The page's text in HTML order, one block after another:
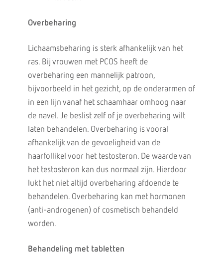
Overbeharing
Lichaamsbeharing is sterk afhankelijk van het
ras. Bij vrouwen met PCOS heeft de
overbeharing een mannelijk patroon,
bijvoorbeeld in het gezicht, op de onderarmen of
in een lijn vanaf het schaamhaar omhoog naar
de navel. Je beslist zelf of je overbeharing wilt
laten behandelen. Overbeharing is vooral
afhankelijk van de gevoeligheid van de
haarfollikel voor het testosteron. De waarde van
het testosteron kan dus normaal zijn. Hierdoor
lukt het niet altijd overbeharing afdoende te
behandelen. Overbeharing kan met hormonen
(anti-androgenen) of cosmetisch behandeld
worden.
Behandeling met tabletten